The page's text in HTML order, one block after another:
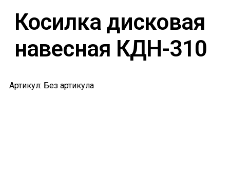
Косилка дисковая
навесная КДН-310
Артикул: Без артикула